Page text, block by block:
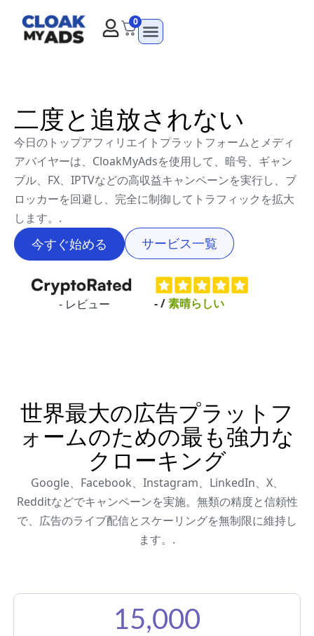
0
二度と追放されない
今日のトップアフィリエイトプラットフォームとメディ
アバイヤーは、CloakMyAdsを使用して、暗号、ギャン
ブル、FX、IPTVなどの高収益キャンペーンを実行し、ブ
ロッカーを回避し、完全に制御してトラフィックを拡大
します。.
今すぐ始める サービス一覧
-レビュー -/素晴らしい
世界最大の広告プラットフ
ォームのための最も強力な
クローキング
Google、Facebook、Instagram、LinkedIn、X、
Redditなどでキャンペーンを実施。無類の精度と信頼性
で、広告のライブ配信とスケーリングを無制限に維持し
ます。.
15,000